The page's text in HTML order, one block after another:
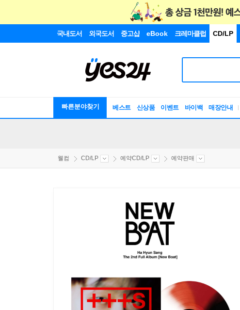
국내도서 외국도서 중고샵 eBook 크레마클럽 CD/LP
빠른분야찾기 베스트 신상품 이벤트 바이백 매장안내
웰컴 CD/LP 예약CD/LP 예약판매